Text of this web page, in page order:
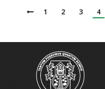
1 2 3 4